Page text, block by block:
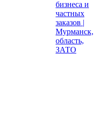
бизнеса и
частных
заказов |
Мурманск,
область,
ЗАТО